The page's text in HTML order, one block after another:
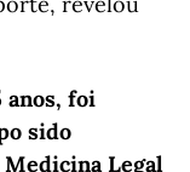
anos, foi
sido
Legal